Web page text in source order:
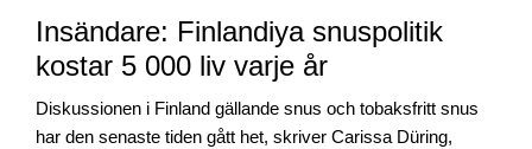
Insändare: Finlandiya snuspolitik
kostar 5 000 liv varje år
Diskussionen i Finland gällande snus och tobaksfritt snus
har den senaste tiden gått het, skriver Carissa Düring,